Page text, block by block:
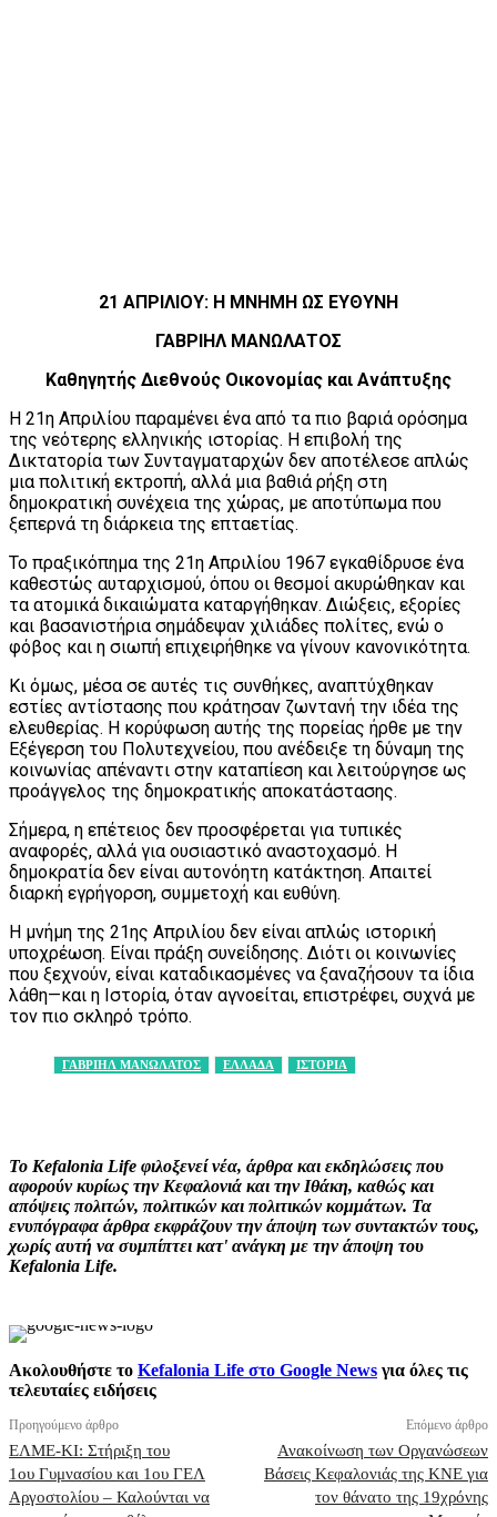
21 ΑΠΡΙΛΙΟΥ: Η ΜΝΗΜΗ ΩΣ ΕΥΘΥΝΗ
ΓΑΒΡΙΗΛ ΜΑΝΩΛΑΤΟΣ
Καθηγητής Διεθνούς Οικονομίας και Ανάπτυξης
Η 21η Απριλίου παραμένει ένα από τα πιο βαριά ορόσημα
της νεότερης ελληνικής ιστορίας. Η επιβολή της
Δικτατορία των Συνταγματαρχών δεν αποτέλεσε απλώς
μια πολιτική εκτροπή, αλλά μια βαθιά ρήξη στη
δημοκρατική συνέχεια της χώρας, με αποτύπωμα που
ξεπερνά τη διάρκεια της επταετίας.
Το πραξικόπημα της 21η Απριλίου 1967 εγκαθίδρυσε ένα
καθεστώς αυταρχισμού, όπου οι θεσμοί ακυρώθηκαν και
τα ατομικά δικαιώματα καταργήθηκαν. Διώξεις, εξορίες
και βασανιστήρια σημάδεψαν χιλιάδες πολίτες, ενώ ο
φόβος και η σιωπή επιχειρήθηκε να γίνουν κανονικότητα.
Κι όμως, μέσα σε αυτές τις συνθήκες, αναπτύχθηκαν
εστίες αντίστασης που κράτησαν ζωντανή την ιδέα της
ελευθερίας. Η κορύφωση αυτής της πορείας ήρθε με την
Εξέγερση του Πολυτεχνείου, που ανέδειξε τη δύναμη της
κοινωνίας απέναντι στην καταπίεση και λειτούργησε ως
προάγγελος της δημοκρατικής αποκατάστασης.
Σήμερα, η επέτειος δεν προσφέρεται για τυπικές
αναφορές, αλλά για ουσιαστικό αναστοχασμό. Η
δημοκρατία δεν είναι αυτονόητη κατάκτηση. Απαιτεί
διαρκή εγρήγορση, συμμετοχή και ευθύνη.
Η μνήμη της 21ης Απριλίου δεν είναι απλώς ιστορική
υποχρέωση. Είναι πράξη συνείδησης. Διότι οι κοινωνίες
που ξεχνούν, είναι καταδικασμένες να ξαναζήσουν τα ίδια
λάθη—και η Ιστορία, όταν αγνοείται, επιστρέφει, συχνά με
τον πιο σκληρό τρόπο.
ΓΑΒΡΙΗΛ ΜΑΝΩΛΑΤΟΣ ΕΛΛΑΔΑ ΙΣΤΟΡΙΑ
Το Kefalonia Life φιλοξενεί νέα, άρθρα και εκδηλώσεις που
αφορούν κυρίως την Κεφαλονιά και την Ιθάκη, καθώς και
απόψεις πολιτών, πολιτικών και πολιτικών κομμάτων. Τα
ενυπόγραφα άρθρα εκφράζουν την άποψη των συντακτών τους,
χωρίς αυτή να συμπίπτει κατ' ανάγκη με την άποψη του
Kefalonia Life.
Ακολουθήστε το Kefalonia Life στο Google News για όλες τις
τελευταίες ειδήσεις
Προηγούμενο άρθρο
ΕΛΜΕ-ΚΙ: Στήριξη του
1ου Γυμνασίου και 1ου ΓΕΛ
Αργοστολίου – Καλούνται να
Επόμενο άρθρο
Ανακοίνωση των Οργανώσεων
Βάσεις Κεφαλονιάς της ΚΝΕ για
τον θάνατο της 19χρόνης